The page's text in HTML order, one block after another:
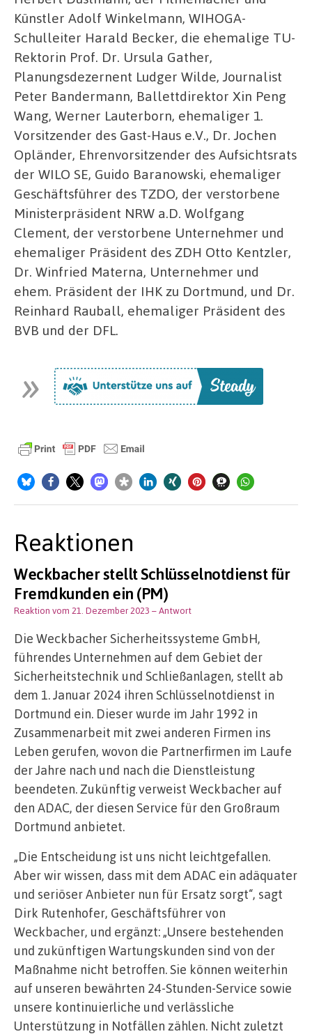
Künstler Adolf Winkelmann, WIHOGA-
Schulleiter Harald Becker, die ehemalige TU-
Rektorin Prof. Dr. Ursula Gather,
Planungsdezernent Ludger Wilde, Journalist
Peter Bandermann, Ballettdirektor Xin Peng
Wang, Werner Lauterborn, ehemaliger 1.
Vorsitzender des Gast-Haus e.V., Dr. Jochen
Opländer, Ehrenvorsitzender des Aufsichtsrats
der WILO SE, Guido Baranowski, ehemaliger
Geschäftsführer des TZDO, der verstorbene
Ministerpräsident NRW a.D. Wolfgang
Clement, der verstorbene Unternehmer und
ehemaliger Präsident des ZDH Otto Kentzler,
Dr. Winfried Materna, Unternehmer und
ehem. Präsident der IHK zu Dortmund, und Dr.
Reinhard Rauball, ehemaliger Präsident des
BVB und der DFL.
Reaktionen
Weckbacher stellt Schlüsselnotdienst für
Fremdkunden ein (PM)
Reaktion vom 21. Dezember 2023 – Antwort
Die Weckbacher Sicherheitssysteme GmbH,
führendes Unternehmen auf dem Gebiet der
Sicherheitstechnik und Schließanlagen, stellt ab
dem 1. Januar 2024 ihren Schlüsselnotdienst in
Dortmund ein. Dieser wurde im Jahr 1992 in
Zusammenarbeit mit zwei anderen Firmen ins
Leben gerufen, wovon die Partnerfirmen im Laufe
der Jahre nach und nach die Dienstleistung
beendeten. Zukünftig verweist Weckbacher auf
den ADAC, der diesen Service für den Großraum
Dortmund anbietet.
„Die Entscheidung ist uns nicht leichtgefallen.
Aber wir wissen, dass mit dem ADAC ein adäquater
und seriöser Anbieter nun für Ersatz sorgt“, sagt
Dirk Rutenhofer, Geschäftsführer von
Weckbacher, und ergänzt: „Unsere bestehenden
und zukünftigen Wartungskunden sind von der
Maßnahme nicht betroffen. Sie können weiterhin
auf unseren bewährten 24-Stunden-Service sowie
unsere kontinuierliche und verlässliche
Unterstützung in Notfällen zählen. Nicht zuletzt